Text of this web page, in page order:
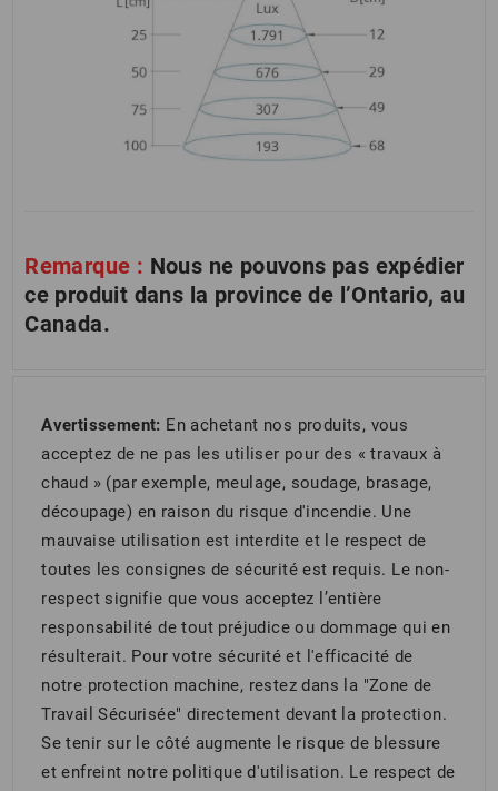
Remarque : Nous ne pouvons pas expédier
ce produit dans la province de l’Ontario, au
Canada.
Avertissement: En achetant nos produits, vous
acceptez de ne pas les utiliser pour des « travaux à
chaud » (par exemple, meulage, soudage, brasage,
découpage) en raison du risque d'incendie. Une
mauvaise utilisation est interdite et le respect de
toutes les consignes de sécurité est requis. Le non-
respect signifie que vous acceptez l’entière
responsabilité de tout préjudice ou dommage qui en
résulterait. Pour votre sécurité et l'efficacité de
notre protection machine, restez dans la "Zone de
Travail Sécurisée" directement devant la protection.
Se tenir sur le côté augmente le risque de blessure
et enfreint notre politique d'utilisation. Le respect de